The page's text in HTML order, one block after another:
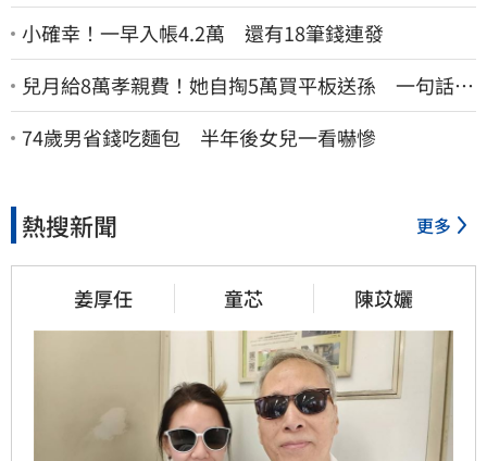
小確幸！一早入帳4.2萬 還有18筆錢連發
兒月給8萬孝親費！她自掏5萬買平板送孫 一句話愣
原地「傷心不已」
74歲男省錢吃麵包 半年後女兒一看嚇慘
熱搜新聞 更多
姜厚任 童芯 陳苡孋